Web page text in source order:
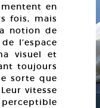
en
fois, mais
notion de
l’espace
visuel et
toujours
sorte que
vitesse